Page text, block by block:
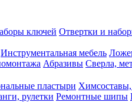
ключей Отвертки и
Инструментальная мебель
Абразивы Сверла,
пластыри
рулетки Ремонтные шипы